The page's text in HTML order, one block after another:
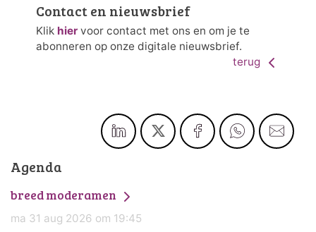
Contact en nieuwsbrief
Klik hier voor contact met ons en om je te
abonneren op onze digitale nieuwsbrief.
terug
Agenda
breed moderamen
ma 31 aug 2026 om 19:45